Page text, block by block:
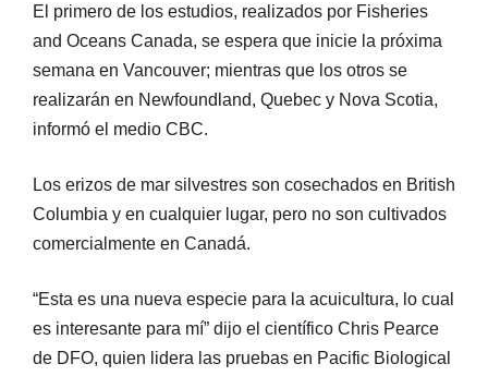
El primero de los estudios, realizados por Fisheries
and Oceans Canada, se espera que inicie la próxima
semana en Vancouver; mientras que los otros se
realizarán en Newfoundland, Quebec y Nova Scotia,
informó el medio CBC.
Los erizos de mar silvestres son cosechados en British
Columbia y en cualquier lugar, pero no son cultivados
comercialmente en Canadá.
“Esta es una nueva especie para la acuicultura, lo cual
es interesante para mí” dijo el científico Chris Pearce
de DFO, quien lidera las pruebas en Pacific Biological